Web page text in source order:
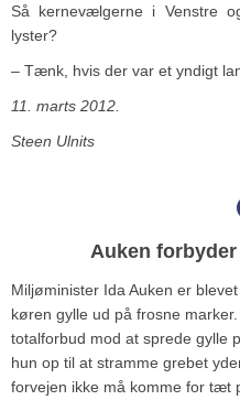
Så kernevælgerne i Venstre
lyster?
– Tænk, hvis der var et yndigt
11. marts 2012.
Steen Ulnits
Auken
Miljøminister Ida Auken er
køren gylle ud på frosne
totalforbud mod at sprede gylle
hun op til at stramme grebet
forvejen ikke må komme for tæt